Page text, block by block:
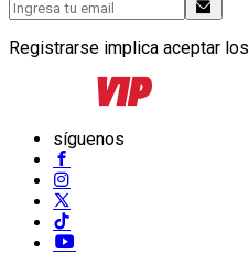
Registrarse implica aceptar los
síguenos